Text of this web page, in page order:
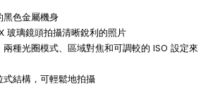
黑色金屬機身
玻璃鏡頭拍攝清晰銳利的照片
兩種光圈模式、區域對焦和可調較的 ISO 設定來
式結構，可輕鬆地拍攝